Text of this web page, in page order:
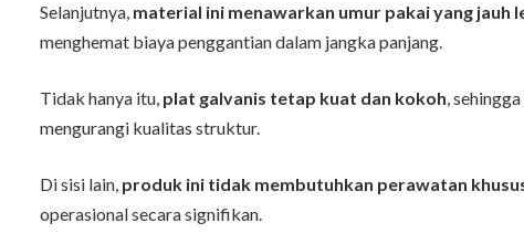
Selanjutnya, material ini menawarkan umur pakai yang jauh
menghemat biaya penggantian dalam jangka panjang.
Tidak hanya itu, plat galvanis tetap kuat dan kokoh,
mengurangi kualitas struktur.
Di sisi lain, produk ini tidak membutuhkan perawatan
operasional secara signifikan.